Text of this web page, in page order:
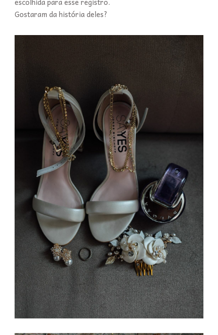
Gostaram da história deles?